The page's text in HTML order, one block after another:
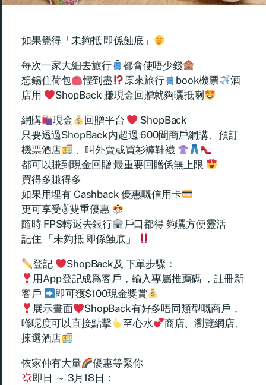
如果覺得「未夠抵 即係蝕底」
每次一家大細去旅行
都會使唔少錢
想錫住荷包
慳到盡 原來旅行 book機票
酒
店用
ShopBack 賺現金回贈就夠曬抵喇
網購 現金 回贈平台
ShopBack
只要透過ShopBack內超過 600間商戶網購、預訂
機票酒店
、叫外賣或買衫褲鞋襪
都可以賺到現金回贈 最重要回贈係無上限
買得多賺得多
如果用埋有 Cashback 優惠嘅信用卡
更可享受✌雙重優惠
隨時 FPS轉返去銀行
戶口都得 夠曬方便靈活
記住 「未夠抵 即係蝕底」
登記
ShopBack及 下單步驟：
用App登記成爲客戶，輸入專屬推薦碼 ，註冊新
客戶
即可獲$100現金獎賞
展示畫面
ShopBack有好多唔同類型嘅商戶，
喺呢度可以直接點擊
至心水
商店、瀏覽網店、
揀選酒店
依家仲有大量
優惠等緊你
即日 ～ 3月18日：